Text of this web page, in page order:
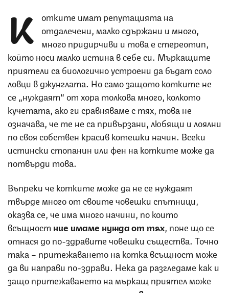
К отките имат репутацията на
отдалечени, малко сдържани и много,
много придирчиви и това е стереотип,
който носи малко истина в себе си. Мъркащите
приятели са биологично устроени да бъдат соло
ловци в джунглата. Но само защото котките не
се „нуждаят“ от хора толкова много, колкото
кучетата, ако ги сравняваме с тях, това не
означава, че те не са привързани, любящи и лоялни
по своя собствен красив котешки начин. Всеки
истински стопанин или фен на котките може да
потвърди това.
Въпреки че котките може да не се нуждаят
твърде много от своите човешки спътници,
оказва се, че има много начини, по които
всъщност ние имаме нужда от тях , поне що се
отнася до по-здравите човешки същества. Точно
така – притежаването на котка всъщност може
да ви направи по-здрави. Нека да разгледаме как и
защо притежаването на мъркащ приятел може